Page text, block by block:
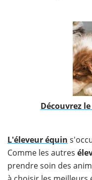
​Découvrez
L'éleveur équin
Comme les autres
prendre soin des